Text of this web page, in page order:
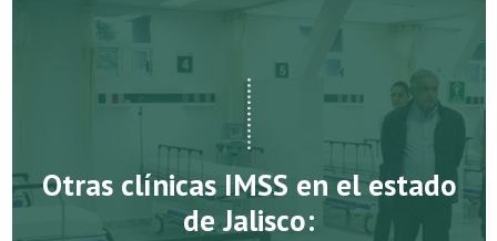
Otras clínicas IMSS en el estado
de Jalisco: